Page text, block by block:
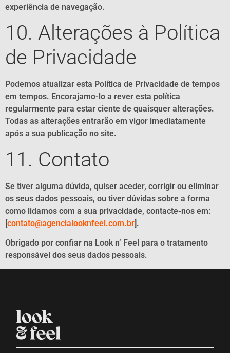
experiência de navegação.
10. Alterações à Política
de Privacidade
Podemos atualizar esta Política de Privacidade de tempos
em tempos. Encorajamo-lo a rever esta política
regularmente para estar ciente de quaisquer alterações.
Todas as alterações entrarão em vigor imediatamente
após a sua publicação no site.
11. Contato
Se tiver alguma dúvida, quiser aceder, corrigir ou eliminar
os seus dados pessoais, ou tiver dúvidas sobre a forma
como lidamos com a sua privacidade, contacte-nos em:
[contato@agencialooknfeel.com.br].
Obrigado por confiar na Look n’ Feel para o tratamento
responsável dos seus dados pessoais.